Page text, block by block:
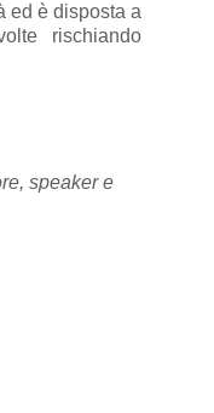
ed è disposta a
rischiando
speaker e